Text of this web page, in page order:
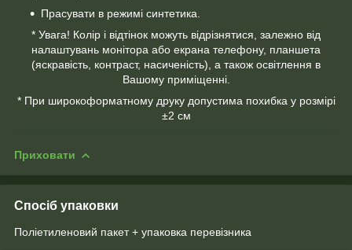
Прасувати в режимі синтетика.
* Увага! Колір і відтінок можуть відрізнятися, залежно від
налаштувань монітора або екрана телефону, планшета
(яскравість, контраст, насиченість), а також освітлення в
Вашому приміщенні.
* При широкоформатному друку допустима похибка у розмірі
±2 см
Приховати
Спосіб упаковки
Поліетиленовий пакет + упаковка перевізника